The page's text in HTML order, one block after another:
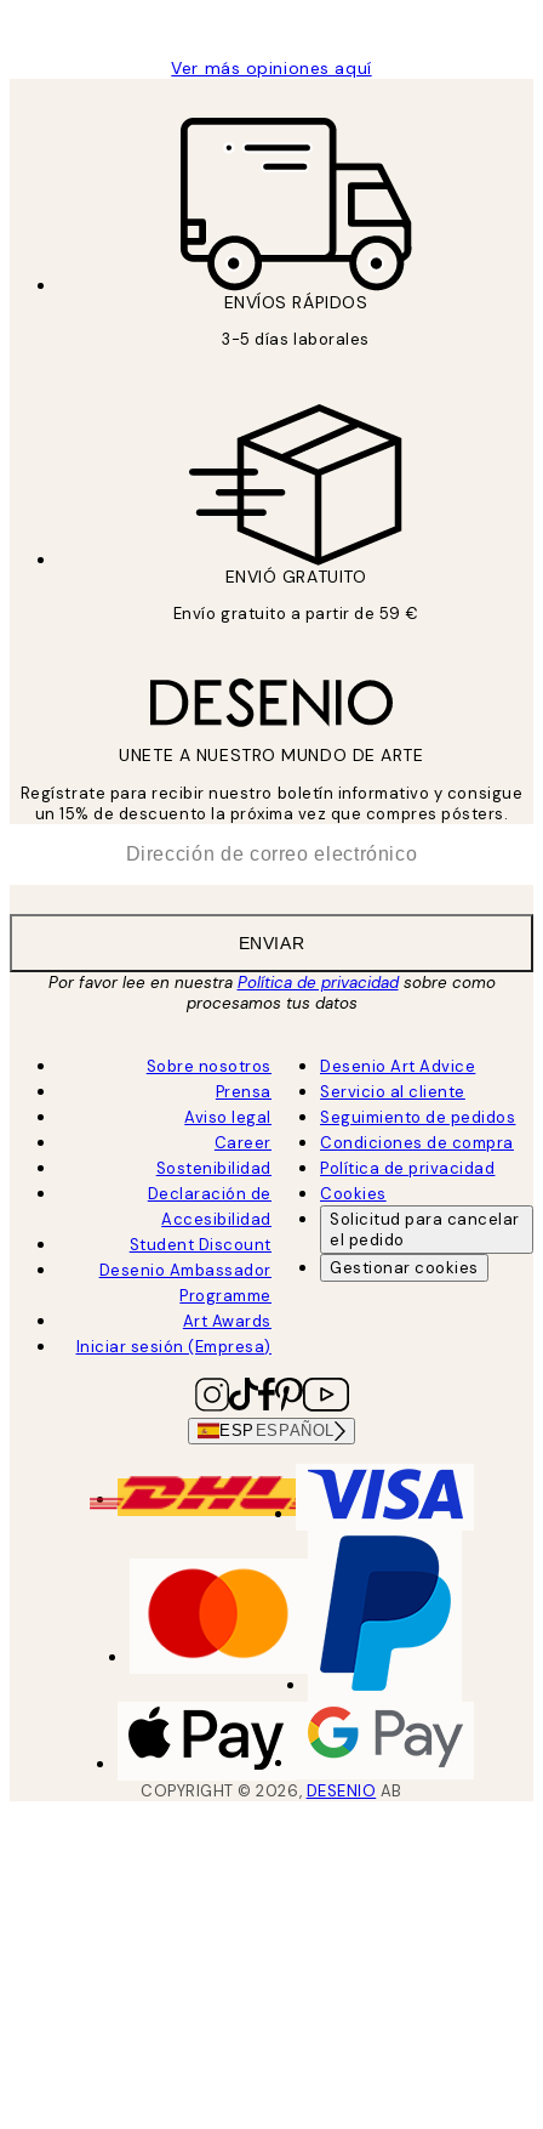
Ver más opiniones aquí
ENVÍOS RÁPIDOS
3-5 días laborales
ENVIÓ GRATUITO
Envío gratuito a partir de 59 €
UNETE A NUESTRO MUNDO DE ARTE
Regístrate para recibir nuestro boletín informativo y consigue
un 15% de descuento la próxima vez que compres pósters.
ENVIAR
Por favor lee en nuestra Política de privacidadsobre como
procesamos tus datos
Sobre nosotros
Prensa
Aviso legal
Career
Sostenibilidad
Declaración de
Accesibilidad
Student Discount
Desenio Ambassador
Programme
Art Awards
Iniciar sesión (Empresa)
Desenio Art Advice
Servicio al cliente
Seguimiento de pedidos
Condiciones de compra
Política de privacidad
Cookies
Solicitud para cancelar
el pedido
Gestionar cookies
ESP ESPAÑOL
COPYRIGHT ©2026, DESENIO AB